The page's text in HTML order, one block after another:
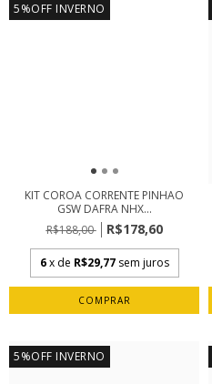
5%OFF INVERNO
KIT COROA CORRENTE PINHAO
GSW DAFRA NHX...
R$188,00
R$178,60
6 x de R$29,77 sem juros
5%OFF INVERNO